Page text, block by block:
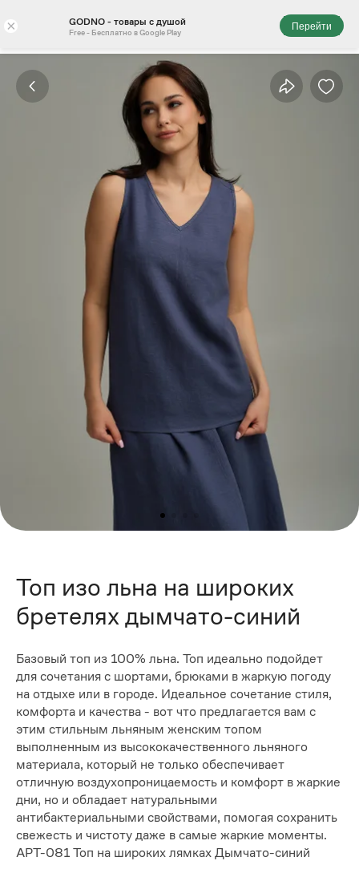
× GODNO - товары с душой
Free - Бесплатно в Google Play
Перейти
Топ изо льна на широких
бретелях дымчато-синий
Базовый топ из 100% льна. Топ идеально подойдет
для сочетания с шортами, брюками в жаркую погоду
на отдыхе или в городе. Идеальное сочетание стиля,
комфорта и качества - вот что предлагается вам с
этим стильным льняным женским топом
выполненным из высококачественного льняного
материала, который не только обеспечивает
отличную воздухопроницаемость и комфорт в жаркие
дни, но и обладает натуральными
антибактериальными свойствами, помогая сохранить
свежесть и чистоту даже в самые жаркие моменты.
APT-081 Топ на широких лямках Дымчато-синий